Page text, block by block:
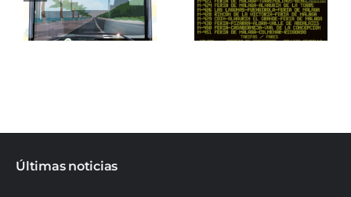
Últimas noticias